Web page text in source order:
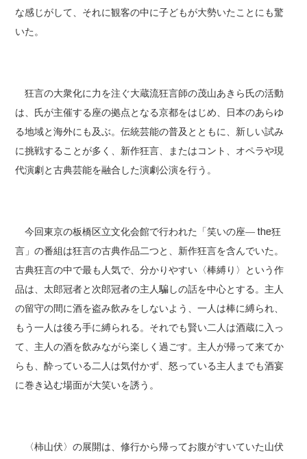
な感じがして、それに観客の中に子どもが大勢いたことにも驚
いた。
狂言の大衆化に力を注ぐ大蔵流狂言師の茂山あきら氏の活動
は、氏が主催する座の拠点となる京都をはじめ、日本のあらゆ
る地域と海外にも及ぶ。伝統芸能の普及とともに、新しい試み
に挑戦することが多く、新作狂言、またはコント、オペラや現
代演劇と古典芸能を融合した演劇公演を行う。
今回東京の板橋区立文化会館で行われた「笑いの座― the狂
言」の番組は狂言の古典作品二つと、新作狂言を含んでいた。
古典狂言の中で最も人気で、分かりやすい〈棒縛り〉という作
品は、太郎冠者と次郎冠者の主人騙しの話を中心とする。主人
の留守の間に酒を盗み飲みをしないよう、一人は棒に縛られ、
もう一人は後ろ手に縛られる。それでも賢い二人は酒蔵に入っ
て、主人の酒を飲みながら楽しく過ごす。主人が帰って来てか
らも、酔っている二人は気付かず、怒っている主人までも酒宴
に巻き込む場面が大笑いを誘う。
〈柿山伏〉の展開は、修行から帰ってお腹がすいていた山伏